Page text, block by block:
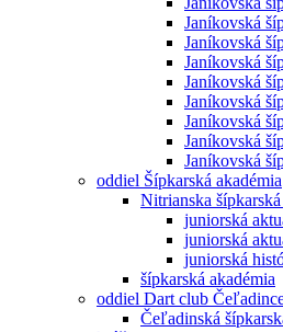
Janíkovská
Janíkovská
Janíkovská
Janíkovská
Janíkovská
Janíkovská
Janíkovská
Janíkovská
oddiel Šípkarská akadémia
Nitrianska
juniorská
juniorská
juniorská
šípkarská akadémia
oddiel Dart club
Čeľadinská